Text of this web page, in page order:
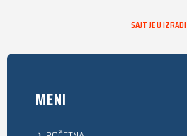
SAJT JE U IZRADI
MENI